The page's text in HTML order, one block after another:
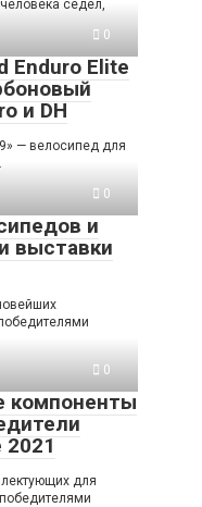
седел,
0
Enduro Elite
и DH
— велосипед для
0
и
выставки
0
компоненты
2021
для